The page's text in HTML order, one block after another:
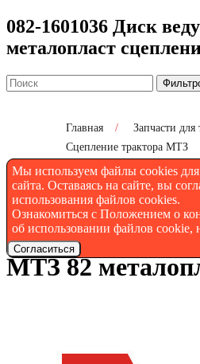
Мы используем файлы cookies
сайта. Оставаясь на сайте, вы
использования файлов cookies.
Ознакомиться с Положением о
об использовании файлов cookie,
Согласиться
082-1601036 Диск
металопласт
Главная / Запчасти для
Сцепление трактора МТЗ
082-1601036 Диск ведущий
МТЗ-82.1
Диск ведущий
МТЗ 82